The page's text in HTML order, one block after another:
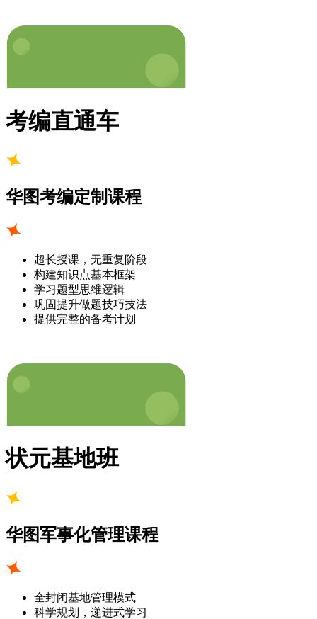
考编直通车
华图考编定制课程
超长授课，无重复阶段
构建知识点基本框架
学习题型思维逻辑
巩固提升做题技巧技法
提供完整的备考计划
状元基地班
华图军事化管理课程
全封闭基地管理模式
科学规划，递进式学习